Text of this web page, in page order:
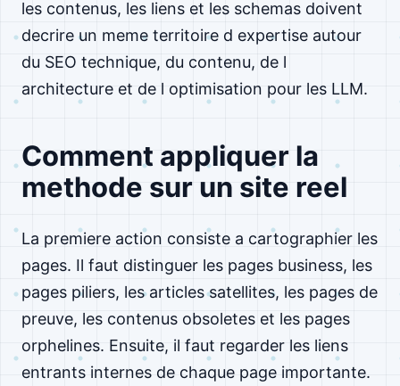
les contenus, les liens et les schemas doivent
decrire un meme territoire d expertise autour
du SEO technique, du contenu, de l
architecture et de l optimisation pour les LLM.
Comment appliquer la
methode sur un site reel
La premiere action consiste a cartographier les
pages. Il faut distinguer les pages business, les
pages piliers, les articles satellites, les pages de
preuve, les contenus obsoletes et les pages
orphelines. Ensuite, il faut regarder les liens
entrants internes de chaque page importante.